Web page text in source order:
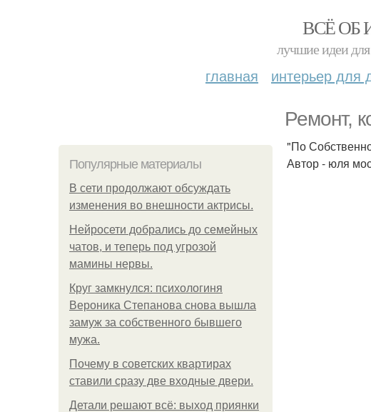
ВСЁ ОБ
лучшие идеи для
главная интерьер для
Ремонт,
Популярные материалы
В сети продолжают обсуждать
изменения во внешности актрисы.
Нейросети добрались до семейных
чатов, и теперь под угрозой
мамины нервы.
Круг замкнулся: психологиня
Вероника Степанова снова вышла
замуж за собственного бывшего
мужа.
Почему в советских квартирах
ставили сразу две входные двери.
Детали решают всё: выход приянки
"По
Автор - юля